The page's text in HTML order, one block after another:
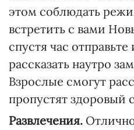
этом соблюдать
встретить с вами
спустя час
рассказать наутро
Взрослые смогут
пропустят здоровый
Развлечения.